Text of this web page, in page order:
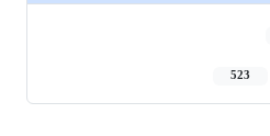
523